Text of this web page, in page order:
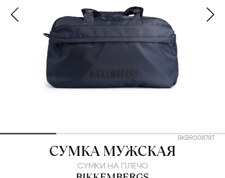
BKBR00879T
BIKKEMBERGS
СУМКА МУЖСКАЯ
СУМКИ НА ПЛЕЧО